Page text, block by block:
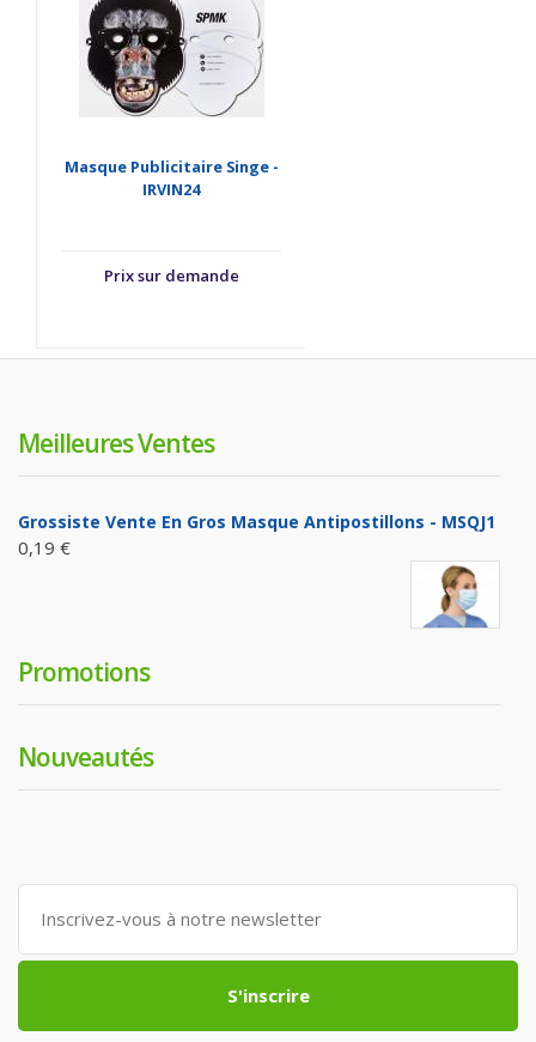
Masque Publicitaire Singe -
IRVIN24
Prix sur demande
Meilleures Ventes
Grossiste Vente En Gros Masque Antipostillons - MSQJ1
0,19 €
Promotions
Nouveautés
S'inscrire